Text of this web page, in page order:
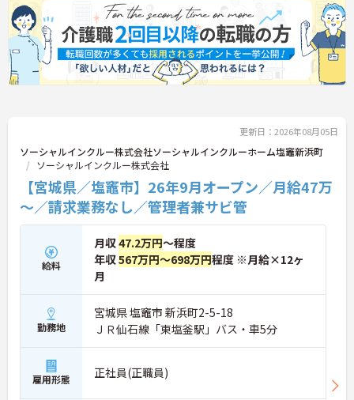
更新日：2026年08月05日
ソーシャルインクルー株式会社ソーシャルインクルーホーム塩竈新浜町
ソーシャルインクルー株式会社
【宮城県／塩竈市】26年9月オープン／月給47万
～／請求業務なし／管理者兼サビ管
給料
月収47.2万円～程度
年収567万円～698万円程度 ※月給×12ヶ
月
勤務地
宮城県 塩竈市 新浜町2-5-18
ＪＲ仙石線「東塩釜駅」バス・車5分
雇用形態 正社員(正職員)